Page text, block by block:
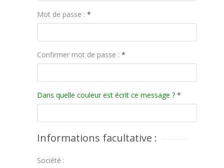
Mot de passe : *
Confirmer mot de passe : *
Dans quelle couleur est écrit ce message ? *
Informations facultative :
Société :